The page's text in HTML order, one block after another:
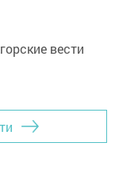
вести